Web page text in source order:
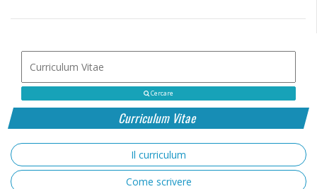
Cercare
Curriculum Vitae
Il curriculum
Come scrivere